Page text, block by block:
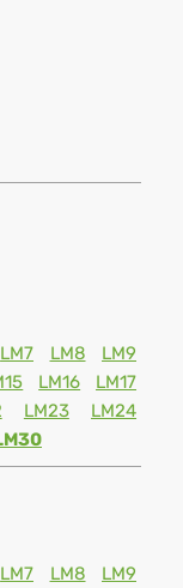
LM7 LM8
LM9
LM16
LM17
LM23
LM24
LM7 LM8
LM9